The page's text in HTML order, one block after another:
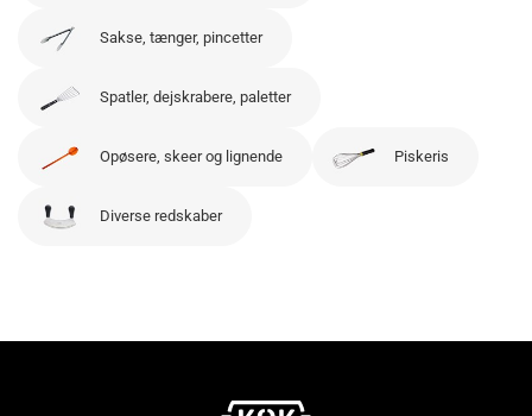
Sakse, tænger, pincetter
Spatler, dejskrabere, paletter
Opøsere, skeer og lignende Piskeris
Diverse redskaber